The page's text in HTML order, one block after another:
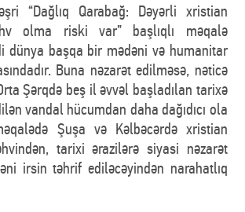
“Dağlıq Qarabağ: Dəyərli xristian
olma riski var” başlıqlı məqalə
dünya başqa bir mədəni və humanitar
Buna nəzarət edilməsə, nəticə
Şərqdə beş il əvvəl başladılan tarixə
vandal hücumdan daha dağıdıcı ola
Şuşa və Kəlbəcərdə xristian
tarixi ərazilərə siyasi nəzarət
irsin təhrif ediləcəyindən narahatlıq